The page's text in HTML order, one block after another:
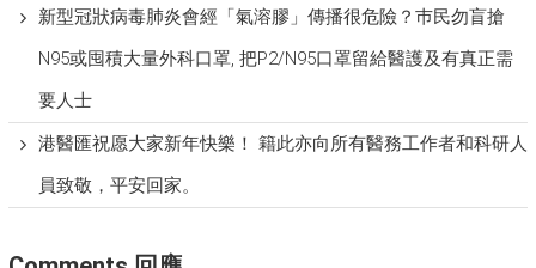
新型冠狀病毒肺炎會經「氣溶膠」傳播很危險？巿民勿盲搶
N95或囤積大量外科口罩, 把P​2/N95口罩留給醫護及有真正需
要人士
港醫匯祝愿大家新年快樂！ 籍此亦向所有醫務工作者和科研人
員致敬，平安回家。